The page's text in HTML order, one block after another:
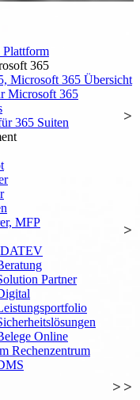
365
Microsoft 365 Übersicht
Microsoft 365
365 Suiten
MFP
Partner
Online
Rechenzentrum